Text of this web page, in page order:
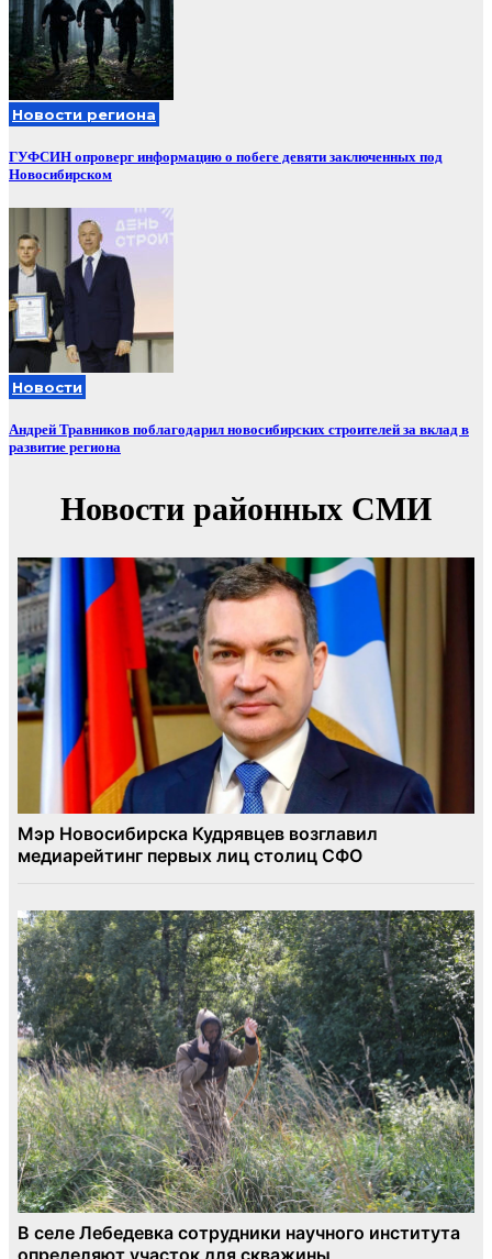
Новости региона
ГУФСИН опроверг информацию о побеге девяти заключенных под
Новосибирском
Новости
Андрей Травников поблагодарил новосибирских строителей за вклад в
развитие региона